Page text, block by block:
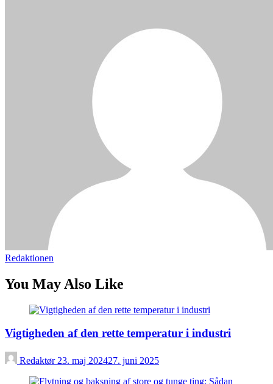
Redaktionen
You May Also Like
Vigtigheden af den rette temperatur i industri
Redaktør 23. maj 202427. juni 2025